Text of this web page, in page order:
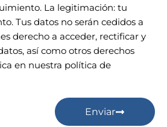
La legitimación: tu
Tus datos no serán cedidos a
derecho a acceder, rectificar y
así como otros derechos
en nuestra política de
Enviar